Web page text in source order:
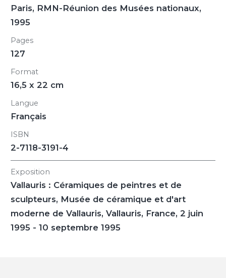
Paris, RMN-Réunion des Musées nationaux,
1995
Pages
127
Format
16,5 x 22 cm
Langue
Français
ISBN
2-7118-3191-4
Exposition
Vallauris : Céramiques de peintres et de
sculpteurs, Musée de céramique et d'art
moderne de Vallauris, Vallauris, France, 2 juin
1995 - 10 septembre 1995